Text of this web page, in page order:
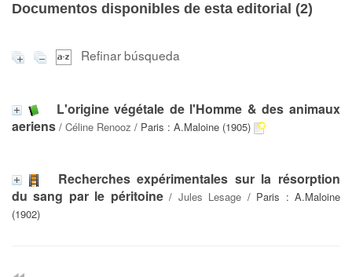
Documentos disponibles de esta editorial (2)
Refinar búsqueda
L'origine végétale de l'Homme & des animaux
aeriens / Céline Renooz / Paris : A.Maloine (1905)
Recherches expérimentales sur la résorption
du sang par le péritoine/ Jules Lesage / Paris : A.Maloine
(1902)